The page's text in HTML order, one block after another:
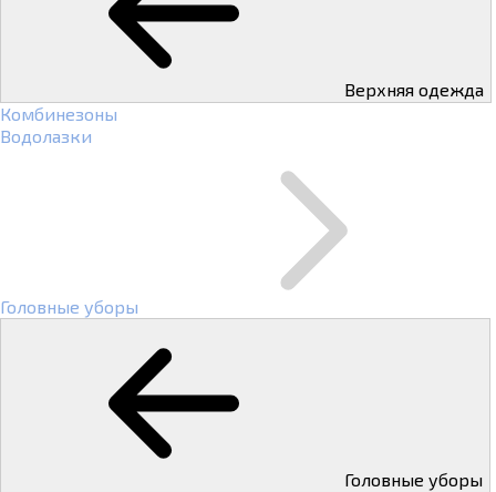
Верхняя одежда
Комбинезоны
Водолазки
Головные уборы
Головные уборы